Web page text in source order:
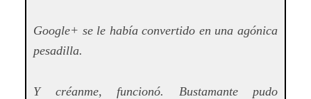
Google+ se le había convertido en una agónica
pesadilla.
Y créanme, funcionó. Bustamante pudo